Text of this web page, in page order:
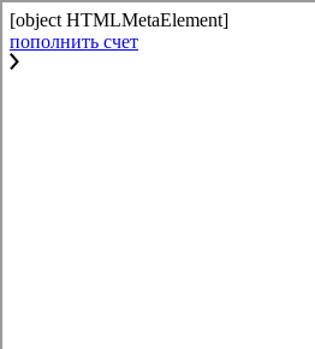
[object HTMLMetaElement]
пополнить счет